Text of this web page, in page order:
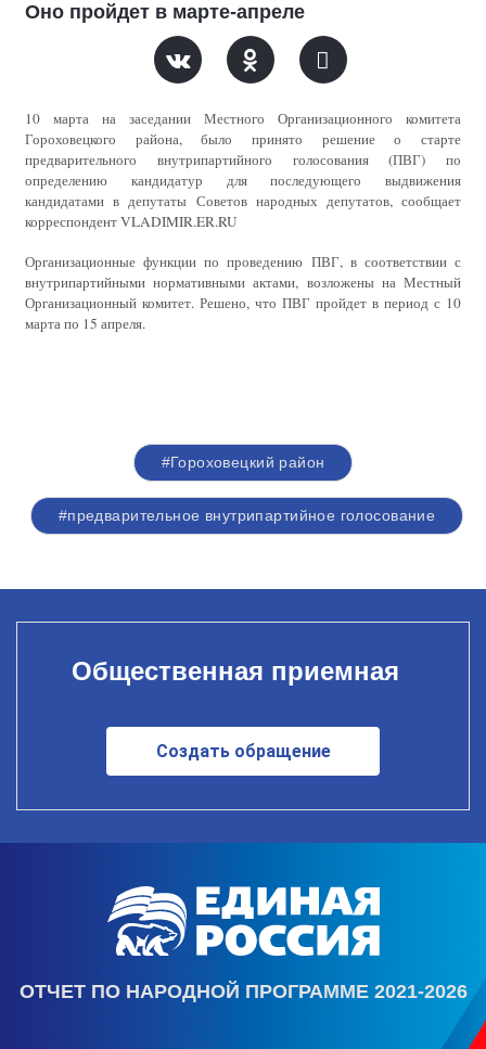
Оно пройдет в марте-апреле
10 марта на заседании Местного Организационного комитета
Гороховецкого района, было принято решение о старте
предварительного внутрипартийного голосования (ПВГ) по
определению кандидатур для последующего выдвижения
кандидатами в депутаты Советов народных депутатов, сообщает
корреспондент VLADIMIR.ER.RU
Организационные функции по проведению ПВГ, в соответствии с
внутрипартийными нормативными актами, возложены на Местный
Организационный комитет. Решено, что ПВГ пройдет в период с 10
марта по 15 апреля.
#Гороховецкий район
#предварительное внутрипартийное голосование
Общественная приемная
Создать обращение
ОТЧЕТ ПО НАРОДНОЙ ПРОГРАММЕ 2021-2026